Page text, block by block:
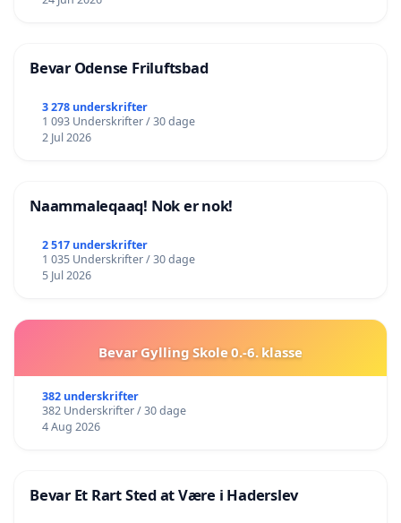
Bevar Odense Friluftsbad
3 278 underskrifter
1 093 Underskrifter / 30 dage
2 Jul 2026
Naammaleqaaq! Nok er nok!
2 517 underskrifter
1 035 Underskrifter / 30 dage
5 Jul 2026
Bevar Gylling Skole 0.-6. klasse
382 underskrifter
382 Underskrifter / 30 dage
4 Aug 2026
Bevar Et Rart Sted at Være i Haderslev